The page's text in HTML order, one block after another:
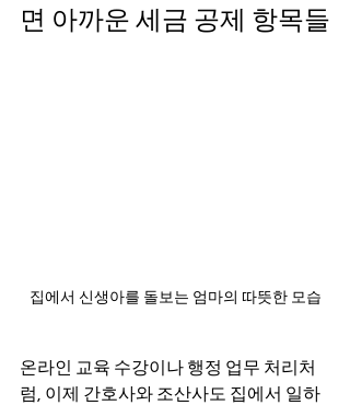
면 아까운 세금 공제 항목들
집에서 신생아를 돌보는 엄마의 따뜻한 모습
온라인 교육 수강이나 행정 업무 처리처
럼, 이제 간호사와 조산사도 집에서 일하